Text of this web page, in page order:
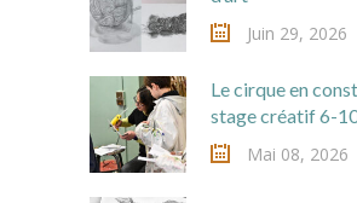
Juin 29, 2026
Le cirque en
stage créatif 6-
Mai 08, 2026